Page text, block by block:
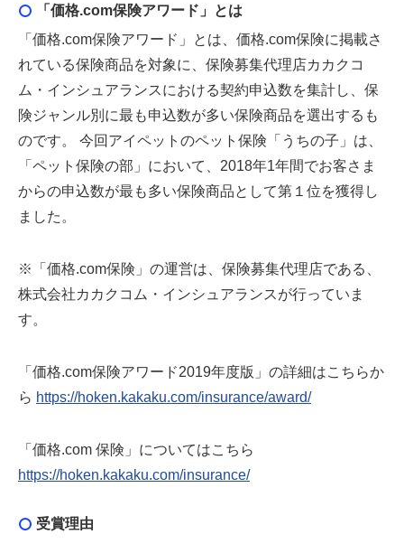
「価格.com保険アワード」とは
「価格.com保険アワード」とは、価格.com保険に掲載さ
れている保険商品を対象に、保険募集代理店カカクコ
ム・インシュアランスにおける契約申込数を集計し、保
険ジャンル別に最も申込数が多い保険商品を選出するも
のです。 今回アイペットのペット保険「うちの子」は、
「ペット保険の部」において、2018年1年間でお客さま
からの申込数が最も多い保険商品として第１位を獲得し
ました。
※「価格.com保険」の運営は、保険募集代理店である、
株式会社カカクコム・インシュアランスが行っていま
す。
「価格.com保険アワード2019年度版」の詳細はこちらか
ら https://hoken.kakaku.com/insurance/award/
「価格.com 保険」についてはこちら
https://hoken.kakaku.com/insurance/
受賞理由